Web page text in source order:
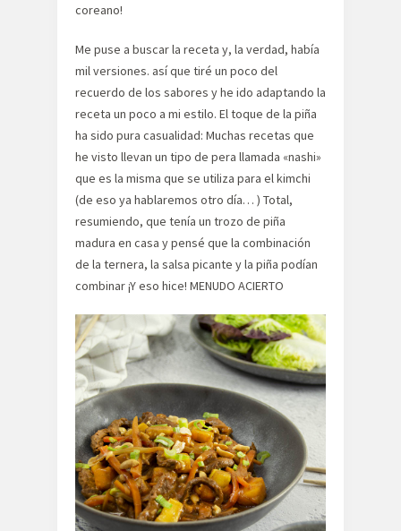
coreano!
Me puse a buscar la receta y, la verdad, había
mil versiones. así que tiré un poco del
recuerdo de los sabores y he ido adaptando la
receta un poco a mi estilo. El toque de la piña
ha sido pura casualidad: Muchas recetas que
he visto llevan un tipo de pera llamada «nashi»
que es la misma que se utiliza para el kimchi
(de eso ya hablaremos otro día… ) Total,
resumiendo, que tenía un trozo de piña
madura en casa y pensé que la combinación
de la ternera, la salsa picante y la piña podían
combinar ¡Y eso hice! MENUDO ACIERTO